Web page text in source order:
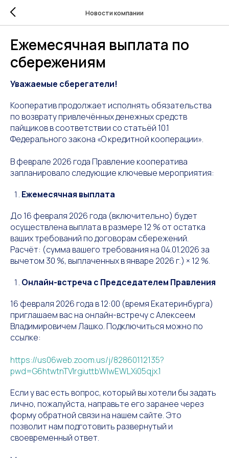
Новости компании
Ежемесячная выплата по
сбережениям
Уважаемые сберегатели!
Кооператив продолжает исполнять обязательства
по возврату привлечённых денежных средств
пайщиков в соответствии со статьёй 10.1
Федерального закона «О кредитной кооперации».
В феврале 2026 года Правление кооператива
запланировало следующие ключевые мероприятия:
Ежемесячная выплата
До 16 февраля 2026 года (включительно) будет
осуществлена выплата в размере 12 % от остатка
ваших требований по договорам сбережений.
Расчёт: (сумма вашего требования на 04.01.2026 за
вычетом 30 %, выплаченных в январе 2026 г.) × 12 %.
Онлайн-встреча с Председателем Правления
16 февраля 2026 года в 12:00 (время Екатеринбурга)
приглашаем вас на онлайн-встречу с Алексеем
Владимировичем Лашко. Подключиться можно по
ссылке:
https://us06web.zoom.us/j/82860112135?
pwd=G6htwtnTVIrgiuttbWlwEWLXi05qjx.1
Если у вас есть вопрос, который вы хотели бы задать
лично, пожалуйста, направьте его заранее через
форму обратной связи на нашем сайте. Это
позволит нам подготовить развернутый и
своевременный ответ.